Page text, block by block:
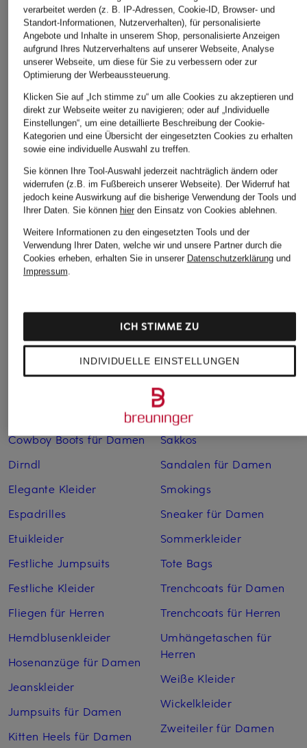
DOROTHEE
SCHUMACHER
Blazer EMOTIONAL
ESSENCE mit 3/4-
Arm
CHF 499
Joseph Ribkoff
Kastenjacken mit
3/4-Arm
CHF 349
MARC CAIN
Kastenjacke mit
Schmuckperlen
Ursprünglich:CHF 479
Weitere Kategorien
Abendkleider
Bademäntel für Herren
Bikinis für Damen
Boleros für Damen
Cowboy Boots für Damen
Dirndl
Elegante Kleider
Espadrilles
Etuikleider
Festliche Jumpsuits
Festliche Kleider
Fliegen für Herren
Hemdblusenkleider
Hosenanzüge für Damen
Jeanskleider
Jumpsuits für Damen
Kitten Heels für Damen
Kleider
Lederjacken für Herren
Leinenhosen für Herren
Leinenkleider
Maxikleider
Regenmäntel für Damen
Sakkos
Sandalen für Damen
Smokings
Sneaker für Damen
Sommerkleider
Tote Bags
Trenchcoats für Damen
Trenchcoats für Herren
Umhängetaschen für
Herren
Weiße Kleider
Wickelkleider
Zweiteiler für Damen
verarbeitet werden (z. B. IP-Adressen, Cookie-ID, Browser- und
Standort-Informationen, Nutzerverhalten), für personalisierte
Angebote und Inhalte in unserem Shop, personalisierte Anzeigen
aufgrund Ihres Nutzerverhaltens auf unserer Webseite, Analyse
unserer Webseite, um diese für Sie zu verbessern oder zur
Optimierung der Werbeaussteuerung.
Klicken Sie auf „Ich stimme zu“ um alle Cookies zu akzeptieren und
direkt zur Webseite weiter zu navigieren; oder auf „Individuelle
Einstellungen“, um eine detaillierte Beschreibung der Cookie-
Kategorien und eine Übersicht der eingesetzten Cookies zu erhalten
sowie eine individuelle Auswahl zu treffen.
Sie können Ihre Tool-Auswahl jederzeit nachträglich ändern oder
widerrufen (z.B. im Fußbereich unserer Webseite). Der Widerruf hat
jedoch keine Auswirkung auf die bisherige Verwendung der Tools und
Ihrer Daten. Sie können hierden Einsatz von Cookies ablehnen.
Weitere Informationen zu den eingesetzten Tools und der
Verwendung Ihrer Daten, welche wir und unsere Partner durch die
Cookies erheben, erhalten Sie in unserer Datenschutzerklärungund
Impressum.
INDIVIDUELLE EINSTELLUNGEN
ICH STIMME ZU